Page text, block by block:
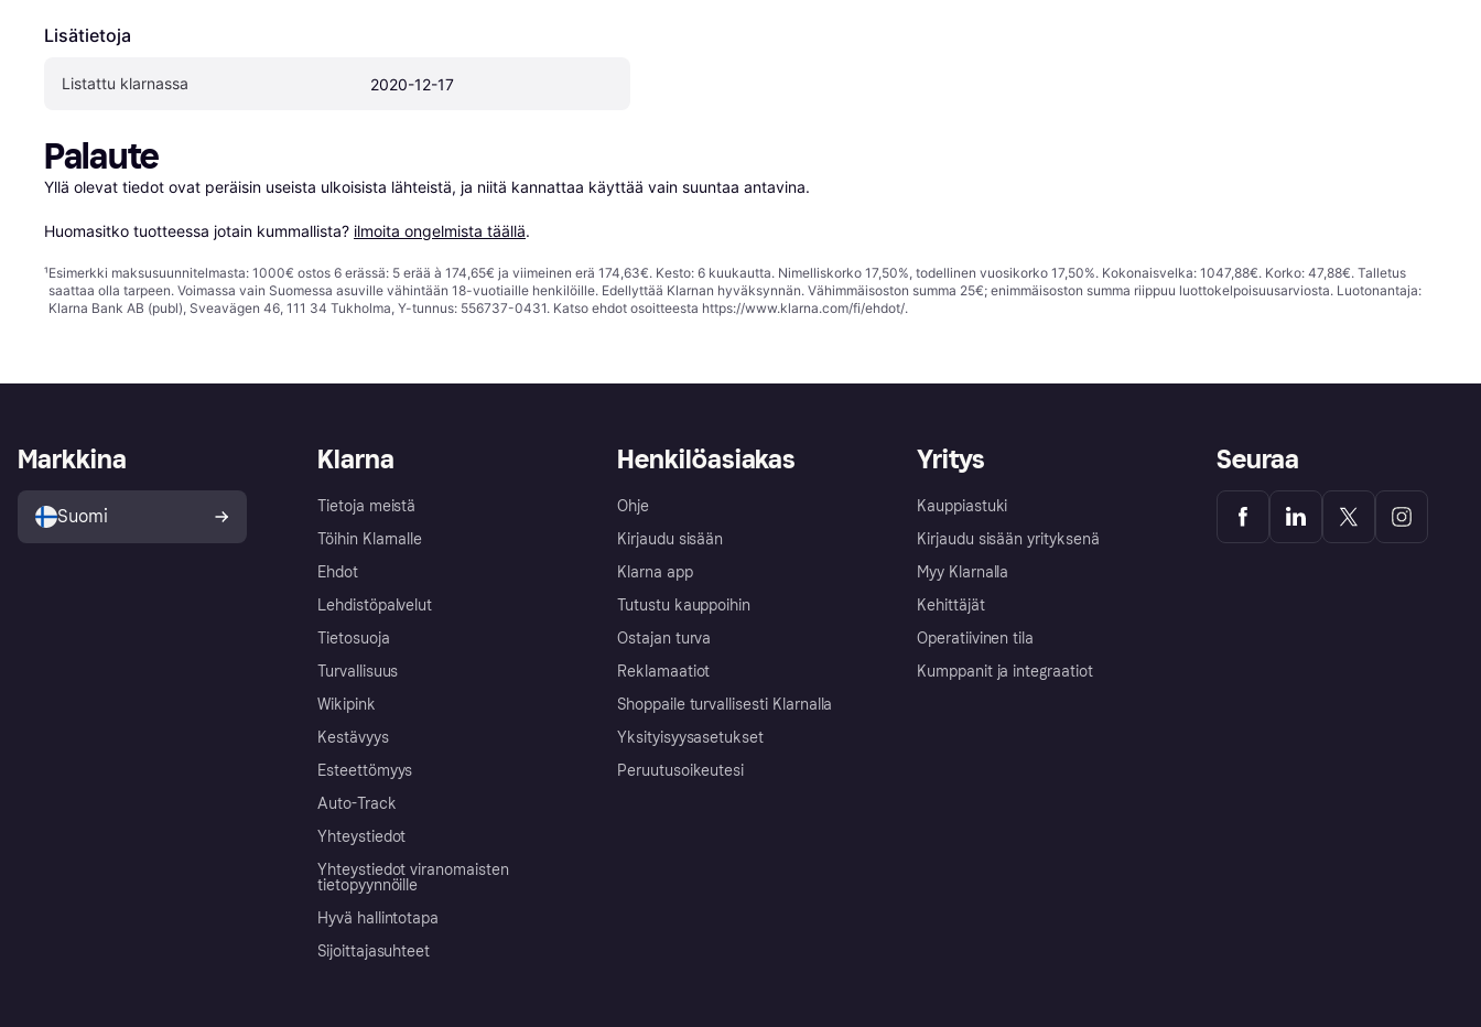
Lisätietoja
Listattu klarnassa 2020-12-17
Palaute
Yllä olevat tiedot ovat peräisin useista ulkoisista lähteistä, ja niitä kannattaa käyttää vain suuntaa antavina.
Huomasitko tuotteessa jotain kummallista? ilmoita ongelmista täällä.
¹Esimerkki maksusuunnitelmasta: 1000€ ostos 6 erässä: 5 erää à 174,65€ ja viimeinen erä 174,63€. Kesto: 6 kuukautta. Nimelliskorko 17,50%, todellinen vuosikorko 17,50%. Kokonaisvelka: 1047,88€. Korko: 47,88€. Talletus
saattaa olla tarpeen. Voimassa vain Suomessa asuville vähintään 18-vuotiaille henkilöille. Edellyttää Klarnan hyväksynnän. Vähimmäisoston summa 25€; enimmäisoston summa riippuu luottokelpoisuusarviosta. Luotonantaja:
Klarna Bank AB (publ), Sveavägen 46, 111 34 Tukholma, Y-tunnus: 556737-0431. Katso ehdot osoitteesta https://www.klarna.com/fi/ehdot/.
Klarna
Tietoja meistä
Töihin Klarnalle
Ehdot
Lehdistöpalvelut
Tietosuoja
Turvallisuus
Wikipink
Kestävyys
Esteettömyys
Auto-Track
Yhteystiedot
Yhteystiedot viranomaisten
tietopyynnöille
Hyvä hallintotapa
Sijoittajasuhteet
Henkilöasiakas
Ohje
Kirjaudu sisään
Klarna app
Tutustu kauppoihin
Ostajan turva
Reklamaatiot
Shoppaile turvallisesti Klarnalla
Yksityisyysasetukset
Peruutusoikeutesi
Yritys
Kauppiastuki
Kirjaudu sisään yrityksenä
Myy Klarnalla
Kehittäjät
Operatiivinen tila
Kumppanit ja integraatiot
Markkina
Suomi
Seuraa